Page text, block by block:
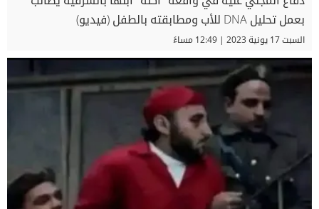
بعمل تحليل DNA للأب ومطابقته بالطفل (فيديو)
السبت 17 يونية 2023 | 12:49 مساءً